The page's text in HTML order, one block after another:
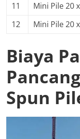
11
Mini Pile 20
12
Mini Pile 20
Biaya
Spun